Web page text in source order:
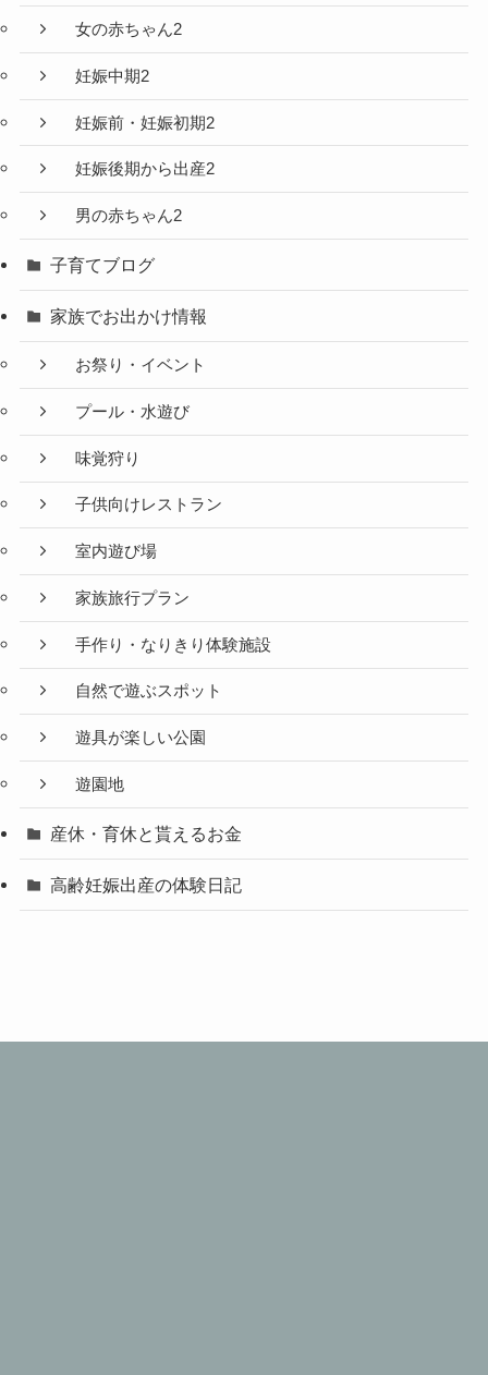
女の赤ちゃん2
妊娠中期2
妊娠前・妊娠初期2
妊娠後期から出産2
男の赤ちゃん2
子育てブログ
家族でお出かけ情報
お祭り・イベント
プール・水遊び
味覚狩り
子供向けレストラン
室内遊び場
家族旅行プラン
手作り・なりきり体験施設
自然で遊ぶスポット
遊具が楽しい公園
遊園地
産休・育休と貰えるお金
高齢妊娠出産の体験日記